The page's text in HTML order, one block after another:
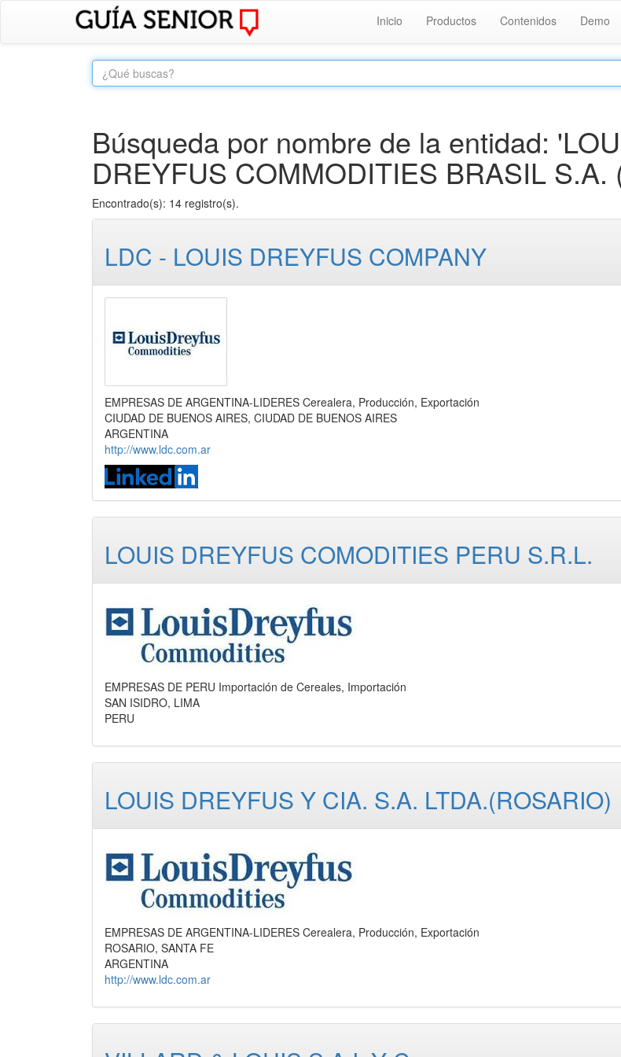
Inicio Productos Contenidos Demo
Búsqueda por nombre de la entidad:
DREYFUS COMMODITIES BRASIL S.A.
Encontrado(s): 14 registro(s).
LDC - LOUIS DREYFUS COMPANY
EMPRESAS DE ARGENTINA-LIDERES Cerealera, Producción, Exportación
CIUDAD DE BUENOS AIRES, CIUDAD DE BUENOS AIRES
ARGENTINA
http://www.ldc.com.ar
LOUIS DREYFUS COMODITIES PERU S.R.L.
EMPRESAS DE PERU Importación de Cereales, Importación
SAN ISIDRO, LIMA
PERU
LOUIS DREYFUS Y CIA. S.A. LTDA.(ROSARIO)
EMPRESAS DE ARGENTINA-LIDERES Cerealera, Producción, Exportación
ROSARIO, SANTA FE
ARGENTINA
http://www.ldc.com.ar